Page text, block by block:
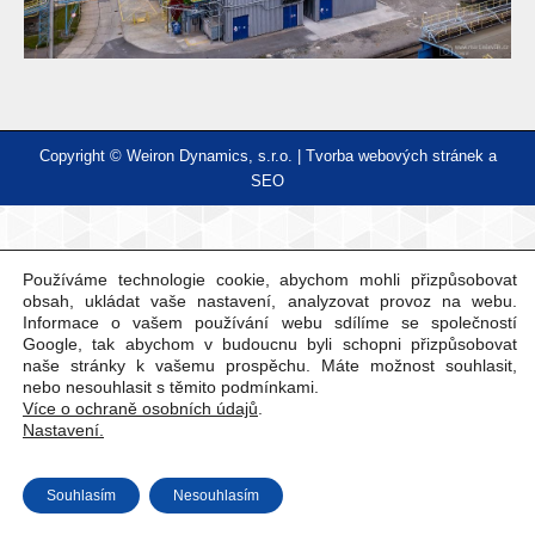
Copyright © Weiron Dynamics, s.r.o. | Tvorba webových stránek a
SEO
Používáme technologie cookie, abychom mohli přizpůsobovat
obsah, ukládat vaše nastavení, analyzovat provoz na webu.
Informace o vašem používání webu sdílíme se společností
Google, tak abychom v budoucnu byli schopni přizpůsobovat
naše stránky k vašemu prospěchu. Máte možnost souhlasit,
nebo nesouhlasit s těmito podmínkami.
Více o ochraně osobních údajů
Nastavení.
Souhlasím Nesouhlasím